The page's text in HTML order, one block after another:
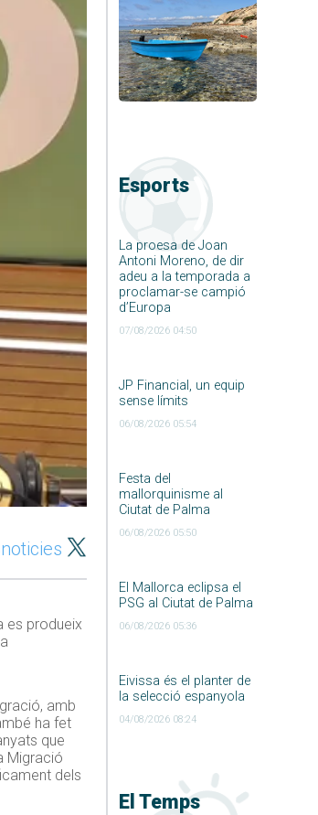
Esports
La proesa de Joan
Antoni Moreno, de dir
adeu a la temporada a
proclamar-se campió
d’Europa
07/08/2026 04:50
JP Financial, un equip
sense límits
06/08/2026 05:54
Festa del
mallorquinisme al
Ciutat de Palma
06/08/2026 05:50
El Mallorca eclipsa el
PSG al Ciutat de Palma
06/08/2026 05:36
Eivissa és el planter de
la selecció espanyola
04/08/2026 08:24
El Temps
es produeix
amb
ha fet
que
Migració
dels